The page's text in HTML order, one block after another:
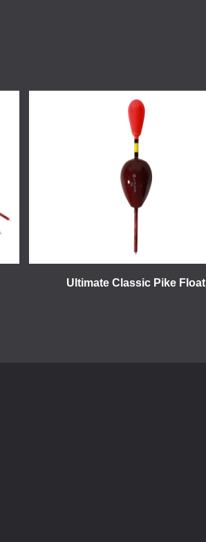
Ultimate Classic Pike Float